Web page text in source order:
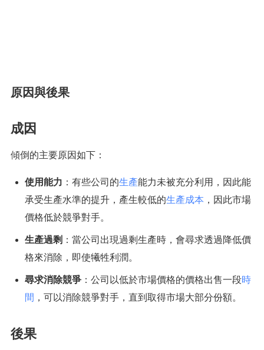
原因與後果
成因
傾倒的主要原因如下：
使用能力 ：有些公司的生產能力未被充分利用，因此能
承受生產水準的提升，產生較低的生產成本 ，因此市場
價格低於競爭對手。
生產過剩 ：當公司出現過剩生產時，會尋求透過降低價
格來消除，即使犧牲利潤。
尋求消除競爭 ：公司以低於市場價格的價格出售一段時
間 ，可以消除競爭對手，直到取得市場大部分份額。
後果